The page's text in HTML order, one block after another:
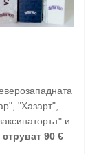
"Хазарт",
и
струват 90 €